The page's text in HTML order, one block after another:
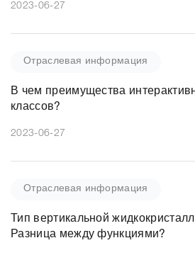
2023-06-27
Отраслевая информация
В чем преимущества
классов?
2023-06-27
Отраслевая информация
Тип вертикальной
Разница между функциями?